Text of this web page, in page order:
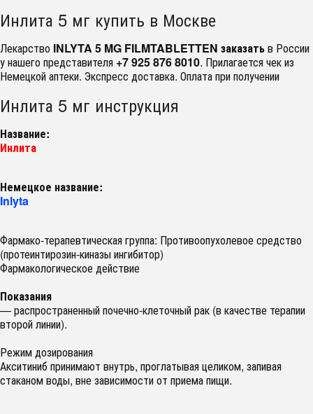
Инлита 5 мг купить в Москве
Лекарство INLYTA 5 MG FILMTABLETTEN заказатьв России
у нашего представителя +7 925 876 8010. Прилагается чек из
Немецкой аптеки. Экспресс доставка. Оплата при получении
Инлита 5 мг инструкция
Название:
Инлита
Немецкое название:
Inlyta
Фармако-терапевтическая группа: Противоопухолевое средство
(протеинтирозин-киназы ингибитор)
Фармакологическое действие
Показания
— распространенный почечно-клеточный рак (в качестве терапии
второй линии).
Режим дозирования
Акситиниб принимают внутрь, проглатывая целиком, запивая
стаканом воды, вне зависимости от приема пищи.